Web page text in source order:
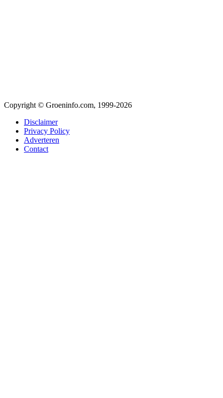
Copyright © Groeninfo.com, 1999-2026
Disclaimer
Privacy Policy
Adverteren
Contact